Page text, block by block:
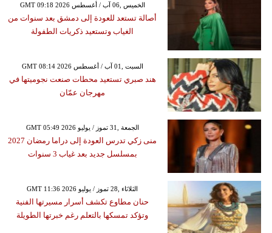
GMT 09:18 2026 الخميس ,06 آب / أغسطس
أصالة تستعد للعودة إلى دمشق بعد سنوات من
الغياب وتستعيد ذكريات الطفولة
GMT 08:14 2026 السبت ,01 آب / أغسطس
هند صبري تستعيد محطات صنعت نجوميتها في
مهرجان عمّان
GMT 05:49 2026 الجمعة ,31 تموز / يوليو
منى زكي تدرس العودة إلى دراما رمضان 2027
بمسلسل جديد بعد غياب 3 سنوات
GMT 11:36 2026 الثلاثاء ,28 تموز / يوليو
حنان مطاوع تكشف أسرار مسيرتها الفنية
وتؤكد تمسكها بالتعلم رغم خبرتها الطويلة